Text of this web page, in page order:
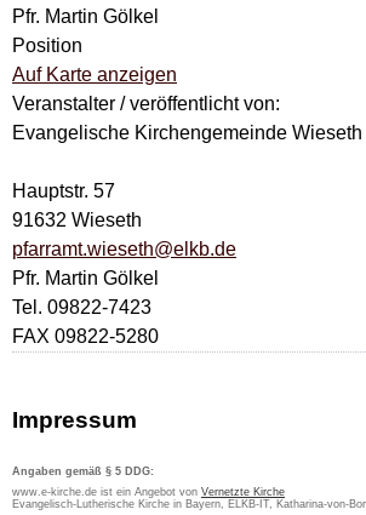
Pfr. Martin Gölkel
Position
Auf Karte anzeigen
Veranstalter / veröffentlicht von:
Evangelische Kirchengemeinde Wieseth
Hauptstr. 57
91632 Wieseth
pfarramt.wieseth@elkb.de
Pfr. Martin Gölkel
Tel. 09822-7423
FAX 09822-5280
Impressum
Angaben gemäß § 5 DDG:
www.e-kirche.de ist ein Angebot von Vernetzte Kirche
Evangelisch-Lutherische Kirche in Bayern, ELKB-IT, Katharina-von-